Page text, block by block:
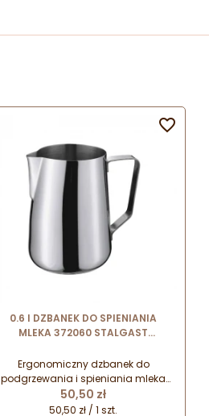
0.6 l DZBANEK DO SPIENIANIA
MLEKA 372060 STALGAST
Ergonomiczny dzbanek do
podgrzewania i spieniania mleka
wykonany ze stali nierdzewnej.
Doskonale sprawdzi się do
Cena
50,50 zł
50,50 zł / 1 szt.
